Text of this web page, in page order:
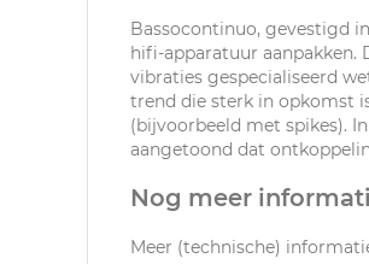
Bassocontinuo, gevestigd
hifi-apparatuur aanpakken.
vibraties gespecialiseerd
trend die sterk in opkomst
(bijvoorbeeld met spikes).
aangetoond dat
Nog meer
Meer (technische)